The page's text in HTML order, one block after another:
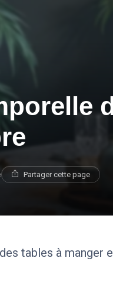
Partager cette page
tables à manger